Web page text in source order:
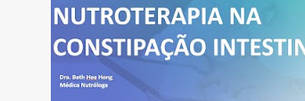
n
s
CONSTIPAÇÃO